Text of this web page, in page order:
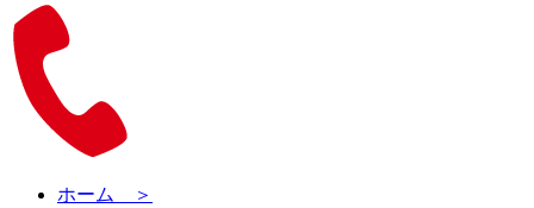
ホーム ＞